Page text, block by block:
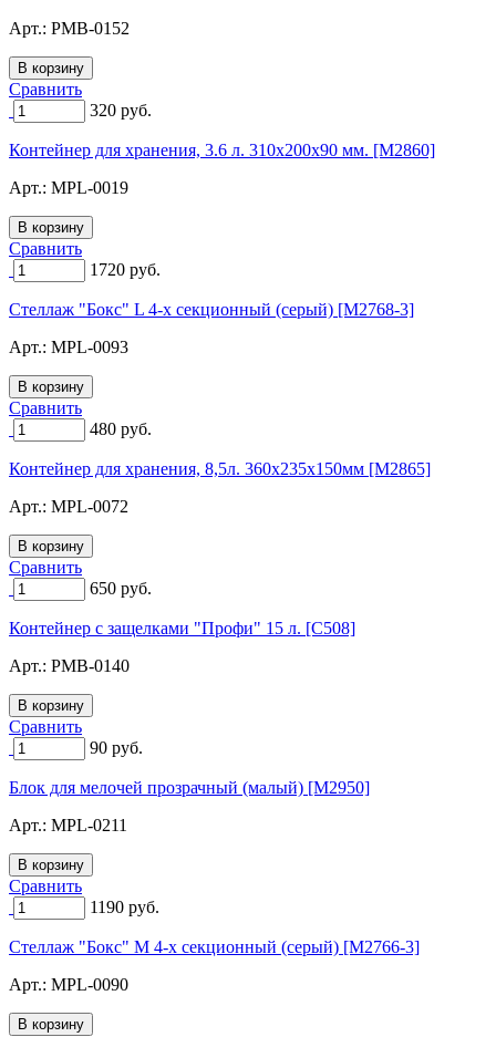
Арт.: PMB-0152
Сравнить
320 руб.
Контейнер для хранения, 3.6 л. 310х200х90 мм. [M2860]
Арт.: MPL-0019
Сравнить
1720 руб.
Стеллаж "Бокс" L 4-х секционный (серый) [M2768-3]
Арт.: MPL-0093
Сравнить
480 руб.
Контейнер для хранения, 8,5л. 360х235х150мм [M2865]
Арт.: MPL-0072
Сравнить
650 руб.
Контейнер с защелками "Профи" 15 л. [C508]
Арт.: PMB-0140
Сравнить
90 руб.
Блок для мелочей прозрачный (малый) [M2950]
Арт.: MPL-0211
Сравнить
1190 руб.
Стеллаж "Бокс" M 4-х секционный (серый) [M2766-3]
Арт.: MPL-0090